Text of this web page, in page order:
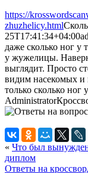
https://
zhuzhelicy.html
25T17:41:34+04:00
даже сколько ног у
у жужелицы.
выглядит. Просто
видим насекомых и
только сколько ног
Administrator
« Что был
диплом
Ответы на